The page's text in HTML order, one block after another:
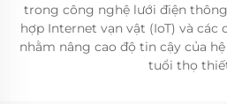
trong công nghệ lưới điện
hợp Internet vạn vật (IoT) và các
nhằm nâng cao độ tin cậy của
tuổi thọ